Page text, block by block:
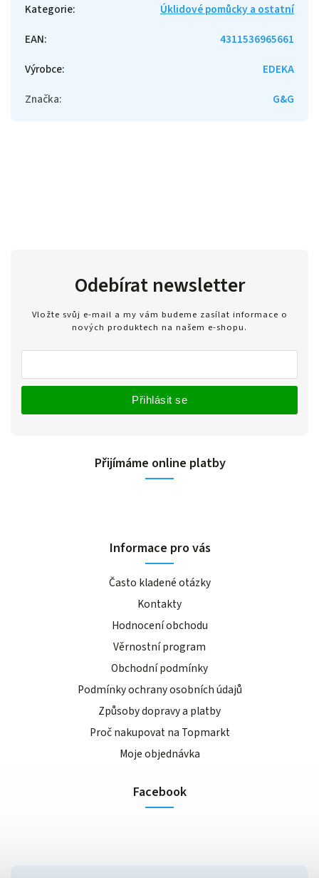
Kategorie:
Úklidové pomůcky a ostatní
EAN:
4311536965661
Výrobce:
EDEKA
Značka: G&G
Odebírat newsletter
Vložte svůj e-mail a my vám budeme zasílat informace o
nových produktech na našem e-shopu.
Přihlásit se
Přijímáme online platby
Informace pro vás
Často kladené otázky
Kontakty
Hodnocení obchodu
Věrnostní program
Obchodní podmínky
Podmínky ochrany osobních údajů
Způsoby dopravy a platby
Proč nakupovat na Topmarkt
Moje objednávka
Facebook